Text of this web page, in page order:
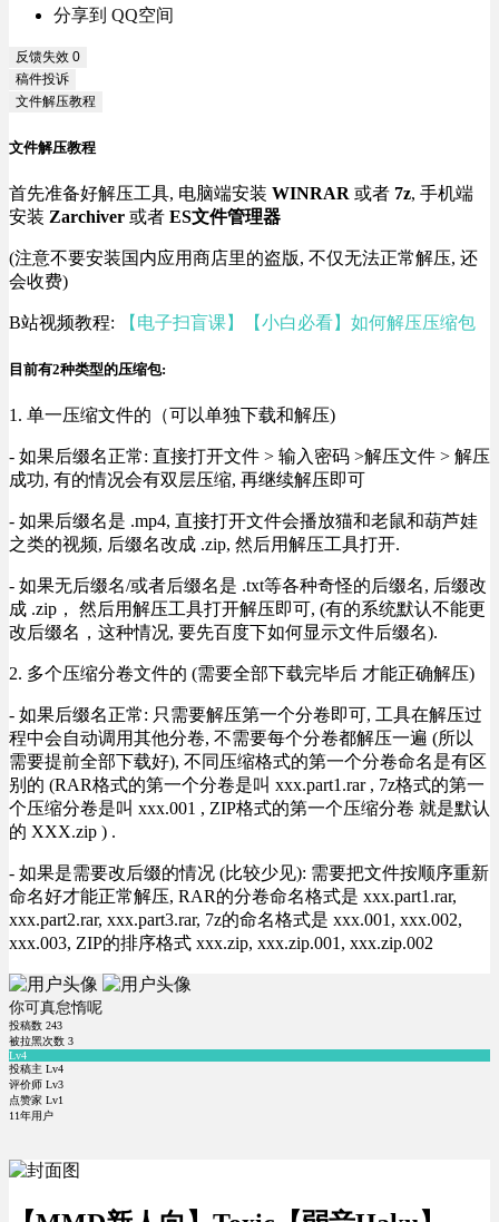
分享到 QQ空间
反馈失效 0
稿件投诉
文件解压教程
文件解压教程
首先准备好解压工具, 电脑端安装 WINRAR 或者 7z, 手机端
安装 Zarchiver 或者 ES文件管理器
(注意不要安装国内应用商店里的盗版, 不仅无法正常解压, 还
会收费)
B站视频教程: 【电子扫盲课】【小白必看】如何解压压缩包
目前有2种类型的压缩包:
1. 单一压缩文件的（可以单独下载和解压)
- 如果后缀名正常: 直接打开文件 > 输入密码 >解压文件 > 解压
成功, 有的情况会有双层压缩, 再继续解压即可
- 如果后缀名是 .mp4, 直接打开文件会播放猫和老鼠和葫芦娃
之类的视频, 后缀名改成 .zip, 然后用解压工具打开.
- 如果无后缀名/或者后缀名是 .txt等各种奇怪的后缀名, 后缀改
成 .zip， 然后用解压工具打开解压即可, (有的系统默认不能更
改后缀名，这种情况, 要先百度下如何显示文件后缀名).
2. 多个压缩分卷文件的 (需要全部下载完毕后 才能正确解压)
- 如果后缀名正常: 只需要解压第一个分卷即可, 工具在解压过
程中会自动调用其他分卷, 不需要每个分卷都解压一遍 (所以
需要提前全部下载好), 不同压缩格式的第一个分卷命名是有区
别的 (RAR格式的第一个分卷是叫 xxx.part1.rar , 7z格式的第一
个压缩分卷是叫 xxx.001 , ZIP格式的第一个压缩分卷 就是默认
的 XXX.zip ) .
- 如果是需要改后缀的情况 (比较少见): 需要把文件按顺序重新
命名好才能正常解压, RAR的分卷命名格式是 xxx.part1.rar,
xxx.part2.rar, xxx.part3.rar, 7z的命名格式是 xxx.001, xxx.002,
xxx.003, ZIP的排序格式 xxx.zip, xxx.zip.001, xxx.zip.002
你可真怠惰呢
投稿数 243
被拉黑次数 3
Lv4
投稿主 Lv4
评价师 Lv3
点赞家 Lv1
11年用户